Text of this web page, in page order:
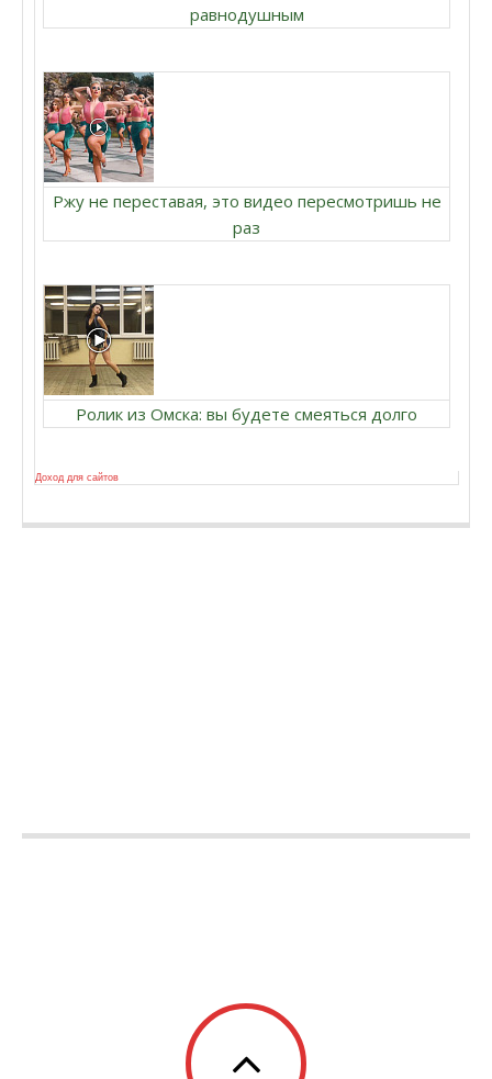
равнодушным
Ржу не переставая, это видео пересмотришь не
раз
Ролик из Омска: вы будете смеяться долго
Доход для сайтов